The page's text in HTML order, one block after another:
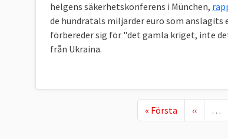
helgens säkerhetskonferens i München,
de hundratals miljarder euro som
förbereder sig för "det gamla kriget, inte
från Ukraina.
First page
« Första ‹‹ …